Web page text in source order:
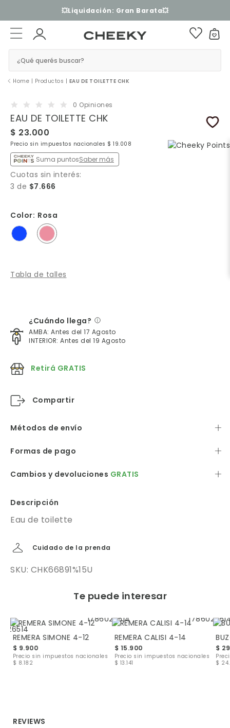
3 cuotas sin interés​ ​
¿Qué querés buscar?
Home | Productos | EAU DE TOILETTE CHK
0 Opiniones
EAU DE TOILETTE CHK
$ 23.000
Precio sin impuestos nacionales $ 19.008
Suma puntosSaber más
Cuotas sin interés:
3 de $7.666
Color: Rosa
Tabla de talles
¿Cuándo llega?
AMBA: Antes del 17 Agosto
INTERIOR: Antes del 19 Agosto
Retirá GRATIS
Compartir
Métodos de envío
Formas de pago
Cambios y devoluciones GRATIS
Descripción
Eau de toilette
Cuidado de la prenda
SKU: CHK66891%15U
Te puede interesar
REMERA SIMONE 4-12
$ 9.900
Precio sin impuestos nacionales
$ 8.182
REMERA CALISI 4-14
$ 15.900
Precio sin impuestos nacionales
$ 13.141
$
$
REVIEWS